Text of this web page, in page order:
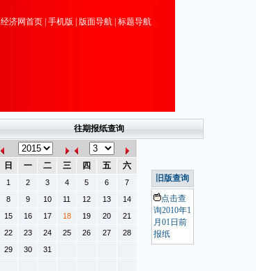
经济网首页 手机版 版面导航 标题导航
往期报纸查询
日 一 二 三 四 五 六
1 2 3 4 5 6
7
8
9 10 11 12 13
14
15
16 17 18 19 20
21
22
23 24 25 26 27
28
29
30 31
旧版查询
点击查
询2010年1
月01日前
报纸